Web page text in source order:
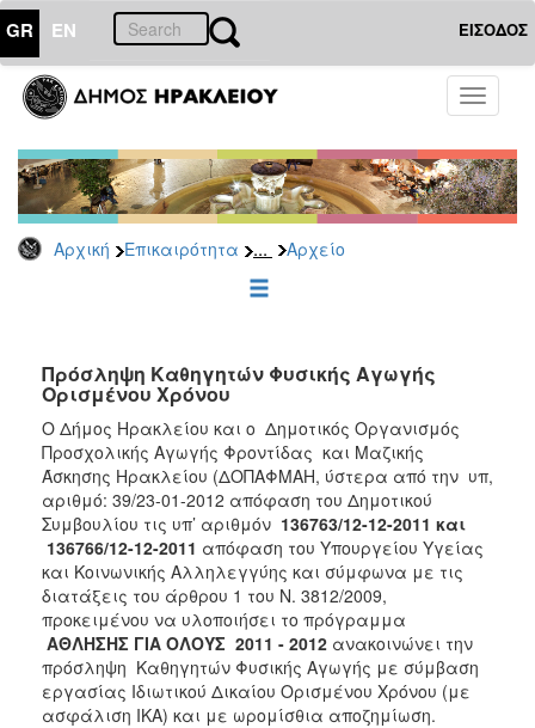
GR EN ΕΙΣΟΔΟΣ
Toggle
Αρχική Επικαιρότητα ... Αρχείο
ΕΠΙΚΑΙΡΟΤΗΤΑ
Αρχείο
2026
2025
2020
2019
2018
2017
2016
2015
2013
ΔΗΜΟΤΗΣ
Πρόσληψη Καθηγητών Φυσικής Αγωγής
Ορισμένου Χρόνου
Ο Δήμος Ηρακλείου και ο Δημοτικός Οργανισμός
Προσχολικής Αγωγής Φροντίδας και Μαζικής
Άσκησης Ηρακλείου (ΔΟΠΑΦΜΑΗ, ύστερα από την υπ,
αριθμό: 39/23-01-2012 απόφαση του Δημοτικού
Συμβουλίου τις υπ’ αριθμόν 136763/12-12-2011 και
136766/12-12-2011 απόφαση του Υπουργείου Υγείας
και Κοινωνικής Αλληλεγγύης και σύμφωνα με τις
διατάξεις του άρθρου 1 του Ν. 3812/2009,
προκειμένου να υλοποιήσει το πρόγραμμα
ΑΘΛΗΣΗΣ ΓΙΑ ΟΛΟΥΣ 2011 - 2012 ανακοινώνει την
πρόσληψη Καθηγητών Φυσικής Αγωγής με σύμβαση
εργασίας Ιδιωτικού Δικαίου Ορισμένου Χρόνου (με
ασφάλιση ΙΚΑ) και με ωρομίσθια αποζημίωση.